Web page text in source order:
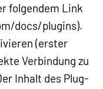
folgendem Link
docs/plugins).
(erster
Verbindung zu
Inhalt des Plug-